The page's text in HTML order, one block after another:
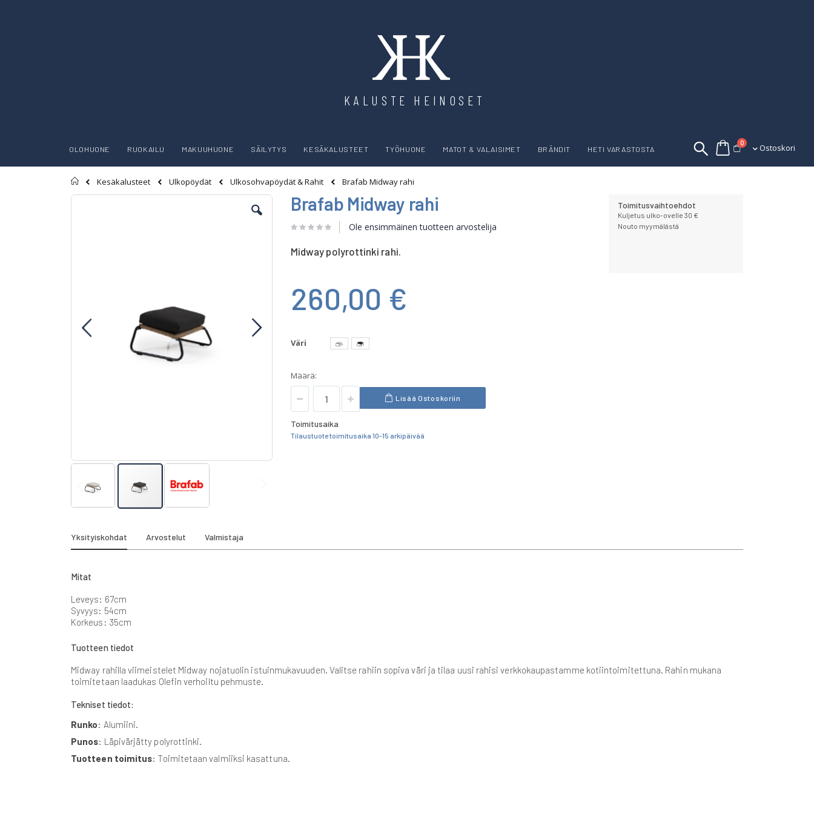
KALUSTE HEINOSET
Ostoskori
0tuotettaOstoskori
OLOHUONE RUOKAILU MAKUUHUONE SÄILYTYS KESÄKALUSTEET TYÖHUONE MATOT & VALAISIMET BRÄNDIT HETI VARASTOSTA
Etusivu
Kesäkalusteet Ulkopöydät Ulkosohvapöydät & Rahit
Brafab Midway rahi
Skip
the
beginning
images
Brafab Midway rahi
Ole ensimmäinen tuotteen arvostelija
Midway polyrottinki rahi.
260,00 €
Väri
Määrä:
Lisää Ostoskoriin
Toimitusaika
Tilaustuote toimitusaika 10-15 arkipäivää
Toimitusvaihtoehdot
Kuljetus ulko-ovelle 30 €
Nouto myymälästä
Yksityiskohdat
Mitat
Leveys: 67cm
Syvyys: 54cm
Korkeus: 35cm
Tuotteen tiedot
Midway rahilla viimeistelet Midway nojatuolin istuinmukavuuden. Valitse rahiin sopiva väri ja tilaa uusi rahisi verkkokaupastamme kotiintoimitettuna. Rahin mukana
toimitetaan laadukas Olefin verhoiltu pehmuste.
Tekniset tiedot:
Runko: Alumiini.
Punos: Läpivärjätty polyrottinki.
Tuotteen toimitus: Toimitetaan valmiiksi kasattuna.
Arvostelut Valmistaja